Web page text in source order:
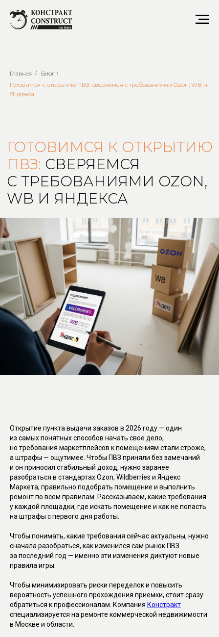
Главная / Блог /
Готовимся к открытию ПВЗ: сверяемся с требованиями Ozon, WB и
Яндекса
WB И ЯНДЕКСА
Открытие пункта выдачи заказов в 2026 году — один
из самых понятных способов начать свое дело,
но требования маркетплейсов к помещениям стали строже,
а штрафы — ощутимее. Чтобы ПВЗ приняли без замечаний
и он приносил стабильный доход, нужно заранее
разобраться в стандартах Ozon, Wildberries и Яндекс
Маркета, правильно подобрать помещение и выполнить
ремонт по всем правилам. Рассказываем, какие требования
у каждой площадки, где искать помещение и как не попасть
на штрафы с первого дня работы.
Чтобы понимать, какие требования сейчас актуальны, нужно
сначала разобраться, как изменился сам рынок ПВЗ
за последний год — именно эти изменения диктуют новые
правила игры.
Чтобы минимизировать риски переделок и повысить
вероятность успешного прохождения приемки, стоит сразу
обратиться к профессионалам. Компания Констракт
специализируется на ремонте коммерческой недвижимости
в Москве и области.